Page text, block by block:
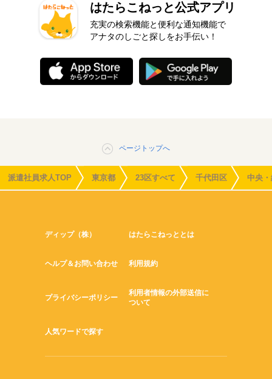
はたらこねっと公式アプリ
充実の検索機能と便利な通知機能で
アナタのしごと探しをお手伝い！
ページトップへ
派遣社員求人TOP 東京都 23区すべて 千代田区 中央
ディップ（株） はたらこねっととは
ヘルプ＆お問い合わせ 利用規約
プライバシーポリシー
利用者情報の外部送信に
ついて
人気ワードで探す